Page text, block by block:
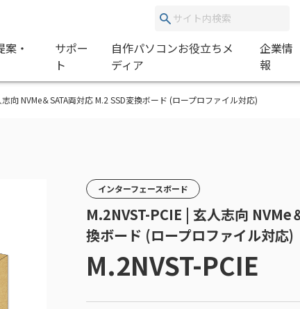
・
サポー
ト
自作パソコンお役立ちメ
ディア
企業情
報
志向 NVMe＆SATA両対応 M.2 SSD変換ボード (ロープロファイル対応)
インターフェースボード
M.2NVST-PCIE | 玄人志向 NVMe
換ボード (ロープロファイル対応)
M.2NVST-PCIE